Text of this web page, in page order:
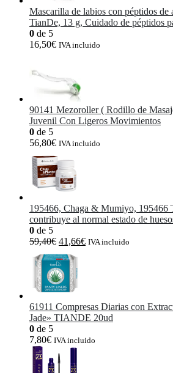
Mascarilla de labios con péptidos de
TianDe, 13 g, Cuidado de péptidos
0 de 5
16,50€ IVA incluido
90141 Mezoroller ( Rodillo de
Juvenil Con Ligeros Movimientos
0 de 5
56,80€ IVA incluido
195466, Chaga & Mumiyo, 195466
contribuye al normal estado de
0 de 5
59,40€ El
precio
original
era:
59,40€.
41,66€ElIVA incluido
61911 Compresas Diarias con
Jade» TIANDE 20ud
0 de 5
7,80€ IVA incluido